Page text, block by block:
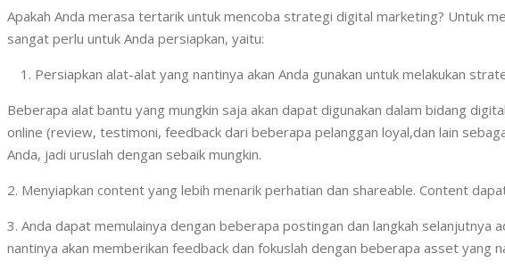
Apakah Anda merasa tertarik untuk mencoba strategi digital marketing? Untuk
sangat perlu untuk Anda persiapkan, yaitu:
1. Persiapkan alat-alat yang nantinya akan Anda gunakan untuk melakukan
Beberapa alat bantu yang mungkin saja akan dapat digunakan dalam bidang
online (review, testimoni, feedback dari beberapa pelanggan loyal,dan lain
Anda, jadi uruslah dengan sebaik mungkin.
2. Menyiapkan content yang lebih menarik perhatian dan shareable. Content
3. Anda dapat memulainya dengan beberapa postingan dan langkah
nantinya akan memberikan feedback dan fokuslah dengan beberapa asset yang